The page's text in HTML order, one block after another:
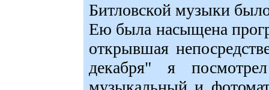
Битловской музыки
Ею была насыщена
открывшая
декабря" я